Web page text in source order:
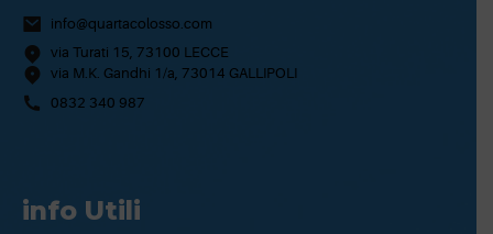
info@quartacolosso.com
via Turati 15, 73100 LECCE
via M.K. Gandhi 1/a, 73014 GALLIPOLI
0832 340 987
info Utili